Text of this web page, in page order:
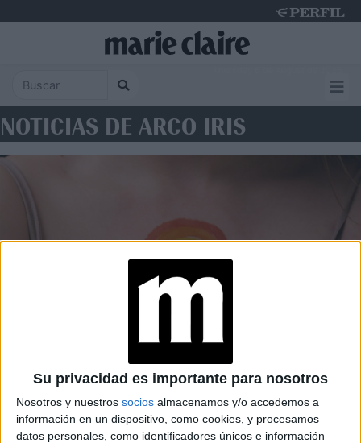
Su privacidad es importante para nosotros
Nosotros y nuestros socios almacenamos y/o accedemos a
información en un dispositivo, como cookies, y procesamos
datos personales, como identificadores únicos e información
NOTICIAS DE ARCO IRIS
Qué es el rainbowwashing y
por qué cada vez más
personas cuestionan las
campañas del orgullo